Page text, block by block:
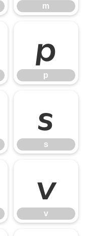
m
p
p
s
s
v
v